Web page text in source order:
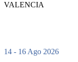
VALENCIA
14 - 16 Ago 2026